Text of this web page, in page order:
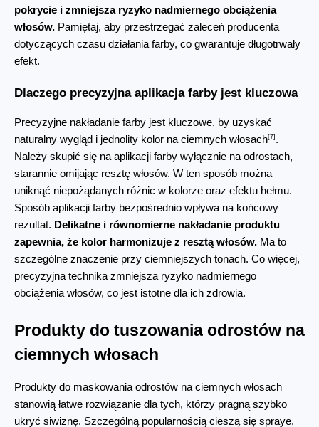
pokrycie i zmniejsza ryzyko nadmiernego obciążenia
włosów. Pamiętaj, aby przestrzegać zaleceń producenta
dotyczących czasu działania farby, co gwarantuje długotrwały
efekt.
Dlaczego precyzyjna aplikacja farby jest kluczowa
Precyzyjne nakładanie farby jest kluczowe, by uzyskać
naturalny wygląd i jednolity kolor na ciemnych włosach[7] .
Należy skupić się na aplikacji farby wyłącznie na odrostach,
starannie omijając resztę włosów. W ten sposób można
uniknąć niepożądanych różnic w kolorze oraz efektu hełmu.
Sposób aplikacji farby bezpośrednio wpływa na końcowy
rezultat. Delikatne i równomierne nakładanie produktu
zapewnia, że kolor harmonizuje z resztą włosów. Ma to
szczególne znaczenie przy ciemniejszych tonach. Co więcej,
precyzyjna technika zmniejsza ryzyko nadmiernego
obciążenia włosów, co jest istotne dla ich zdrowia.
Produkty do tuszowania odrostów na
ciemnych włosach
Produkty do maskowania odrostów na ciemnych włosach
stanowią łatwe rozwiązanie dla tych, którzy pragną szybko
ukryć siwiznę. Szczególną popularnością cieszą się spraye,